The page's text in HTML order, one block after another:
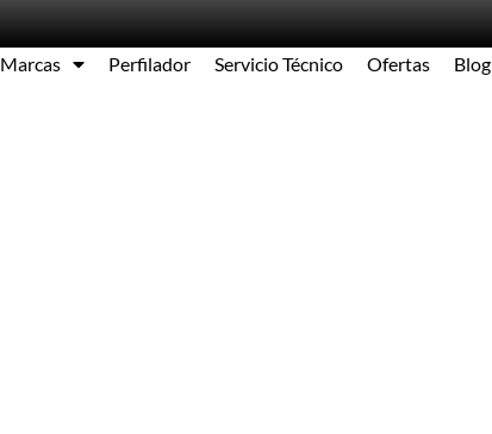
Marcas Perfilador Servicio Técnico Ofertas Blog
Equipos